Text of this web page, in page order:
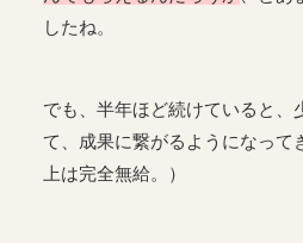
したね。
でも、半年ほど続けていると、
て、成果に繋がるようになって
上は完全無給。）